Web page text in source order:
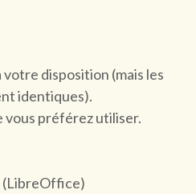
disposition (mais les
identiques).
vous préférez utiliser.
(LibreOffice)